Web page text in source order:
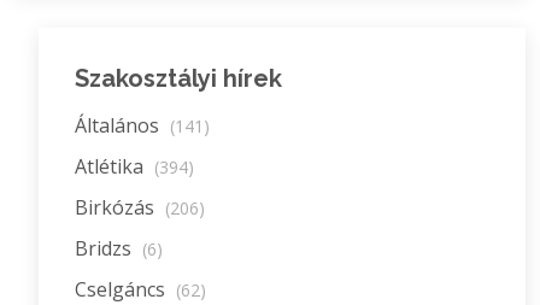
Szakosztályi hírek
Általános (141)
Atlétika (394)
Birkózás (206)
Bridzs (6)
Cselgáncs (62)